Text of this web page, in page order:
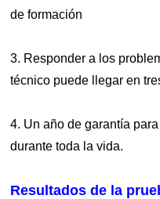
de formación
3. Responder a los
técnico puede llegar en
4. Un año de garantía
durante toda la vida.
Resultados de la